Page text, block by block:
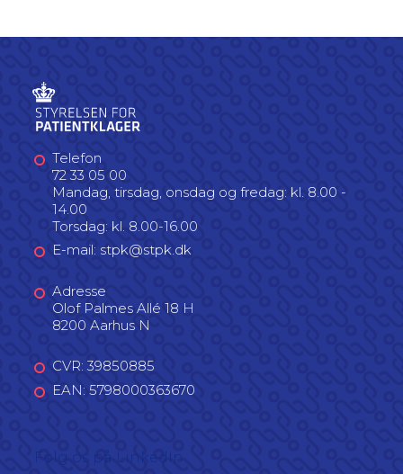
Telefon
72 33 05 00
Mandag, tirsdag, onsdag og fredag: kl. 8.00 -
14.00
Torsdag: kl. 8.00-16.00
E-mail: stpk@stpk.dk
Adresse
Olof Palmes Allé 18 H
8200 Aarhus N
CVR: 39850885
EAN: 5798000363670